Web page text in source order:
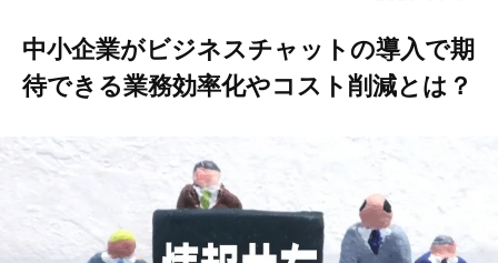
中小企業がビジネスチャットの導入で期
待できる業務効率化やコスト削減とは？